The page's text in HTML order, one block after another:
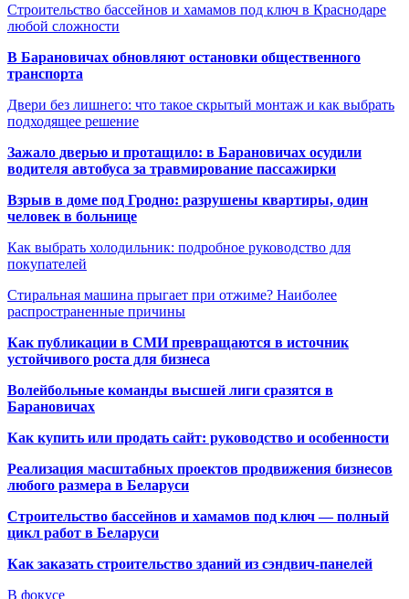
Строительство бассейнов и хамамов под ключ в Краснодаре
любой сложности
В Барановичах обновляют остановки общественного
транспорта
Двери без лишнего: что такое скрытый монтаж и как выбрать
подходящее решение
Зажало дверью и протащило: в Барановичах осудили
водителя автобуса за травмирование пассажирки
Взрыв в доме под Гродно: разрушены квартиры, один
человек в больнице
Как выбрать холодильник: подробное руководство для
покупателей
Стиральная машина прыгает при отжиме? Наиболее
распространенные причины
Как публикации в СМИ превращаются в источник
устойчивого роста для бизнеса
Волейбольные команды высшей лиги сразятся в
Барановичах
Как купить или продать сайт: руководство и особенности
Реализация масштабных проектов продвижения бизнесов
любого размера в Беларуси
Строительство бассейнов и хамамов под ключ — полный
цикл работ в Беларуси
Как заказать строительство зданий из сэндвич-панелей
В фокусе